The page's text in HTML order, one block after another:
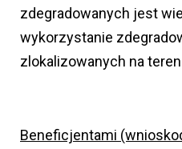
zdegradowanych jest
wykorzystanie
zlokalizowanych na
Beneficjentami